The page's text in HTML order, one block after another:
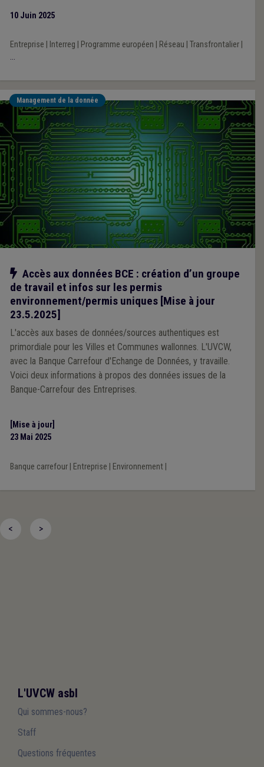
10 Juin 2025
Entreprise Interreg Programme européen Réseau Transfrontalier|
...
Management de la donnée
Notre action
Accès aux données BCE : création d’un groupe
de travail et infos sur les permis
environnement/permis uniques [Mise à jour
23.5.2025]
L'accès aux bases de données/sources authentiques est
primordiale pour les Villes et Communes wallonnes. L'UVCW,
avec la Banque Carrefour d'Echange de Données, y travaille.
Voici deux informations à propos des données issues de la
Banque-Carrefour des Entreprises.
[Mise à jour]
23 Mai 2025
Banque carrefour| Entreprise Environnement|
< >
L'UVCW asbl
Qui sommes-nous?
Staff
Questions fréquentes